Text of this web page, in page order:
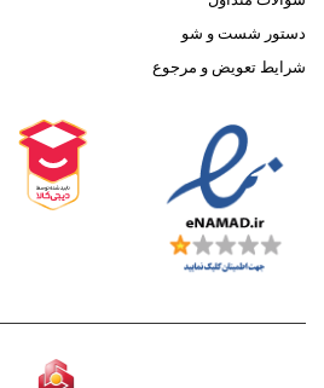
دستور شست و شو
شرایط تعویض و مرجوع